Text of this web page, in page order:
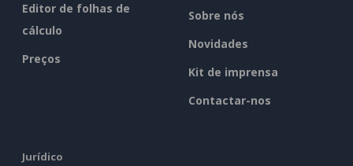
Editor de folhas de
cálculo
Preços
Sobre nós
Novidades
Kit de imprensa
Contactar-nos
Jurídico